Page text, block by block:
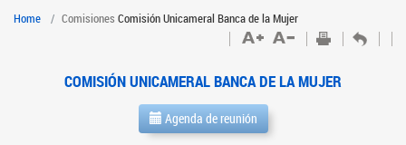
Home Comisiones Comisión Unicameral Banca de la Mujer
COMISIÓN UNICAMERAL BANCA DE LA MUJER
Agenda de reunión